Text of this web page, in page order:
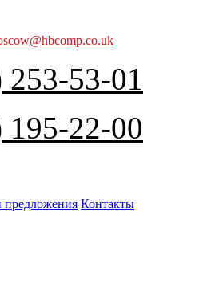
253-53-01
195-22-00
Контакты